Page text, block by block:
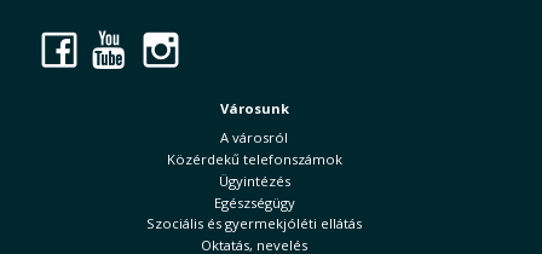
Facebook
YouTube
Városunk
A városról
Közérdekű telefonszámok
Ügyintézés
Egészségügy
Szociális és gyermekjóléti ellátás
Oktatás, nevelés